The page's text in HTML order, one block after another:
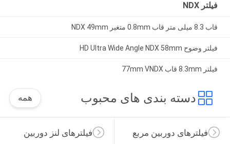
فیلتر NDX
قاب 8.3 میلی متر قاب 0.8mm متغیر NDX 49mm
فیلتر وضوح HD Ultra Wide Angle NDX 58mm
فیلتر 8.3mm قاب 77mm VNDX
دسته بندی های محبوب همه
فیلترهای لنز دوربین فیلترهای دوربین مربع